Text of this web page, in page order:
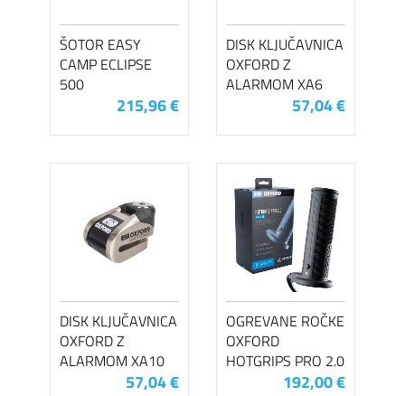
ŠOTOR EASY
CAMP ECLIPSE
500
215,96 €
DISK KLJUČAVNICA
OXFORD Z
ALARMOM XA6
57,04 €
DISK KLJUČAVNICA
OXFORD Z
ALARMOM XA10
57,04 €
OGREVANE ROČKE
OXFORD
HOTGRIPS PRO 2.0
192,00 €